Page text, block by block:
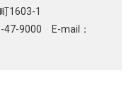
1603-1
47-9000 E-mail：